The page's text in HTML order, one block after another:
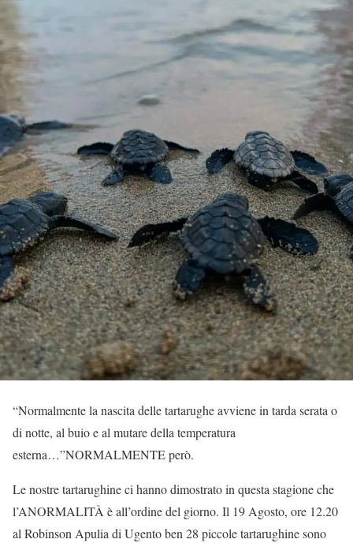
“Normalmente la nascita delle tartarughe avviene in tarda serata o
di notte, al buio e al mutare della temperatura
esterna…”NORMALMENTE però.
Le nostre tartarughine ci hanno dimostrato in questa stagione che
l’ANORMALITÀ è all’ordine del giorno. Il 19 Agosto, ore 12.20
al Robinson Apulia di Ugento ben 28 piccole tartarughine sono